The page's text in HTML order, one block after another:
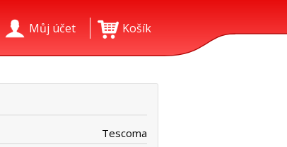
Košík
Můj účet
Tescoma